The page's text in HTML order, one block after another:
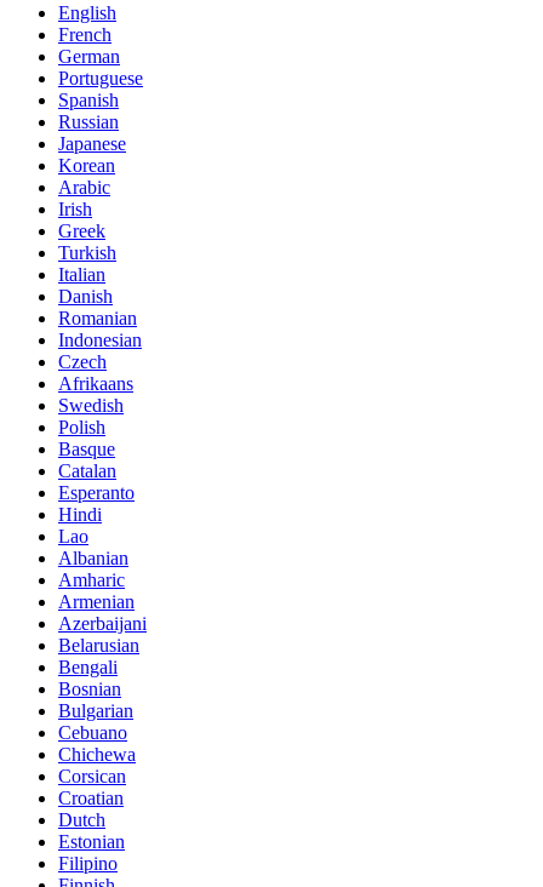
English
French
German
Portuguese
Spanish
Russian
Japanese
Korean
Arabic
Irish
Greek
Turkish
Italian
Danish
Romanian
Indonesian
Czech
Afrikaans
Swedish
Polish
Basque
Catalan
Esperanto
Hindi
Lao
Albanian
Amharic
Armenian
Azerbaijani
Belarusian
Bengali
Bosnian
Bulgarian
Cebuano
Chichewa
Corsican
Croatian
Dutch
Estonian
Filipino